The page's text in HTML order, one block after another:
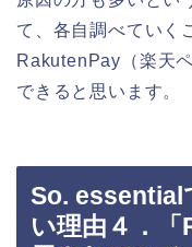
て、各自調べていく
RakutenPay（楽天
できると思います。
So. essential
い理由４．